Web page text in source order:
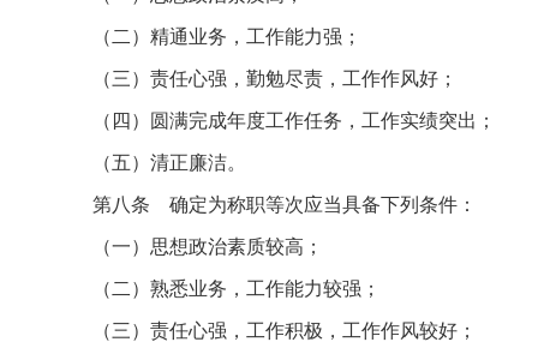
（二）精通业务，工作能力强；
（三）责任心强，勤勉尽责，工作作风好；
（四）圆满完成年度工作任务，工作实绩突出；
（五）清正廉洁。
第八条 确定为称职等次应当具备下列条件：
（一）思想政治素质较高；
（二）熟悉业务，工作能力较强；
（三）责任心强，工作积极，工作作风较好；